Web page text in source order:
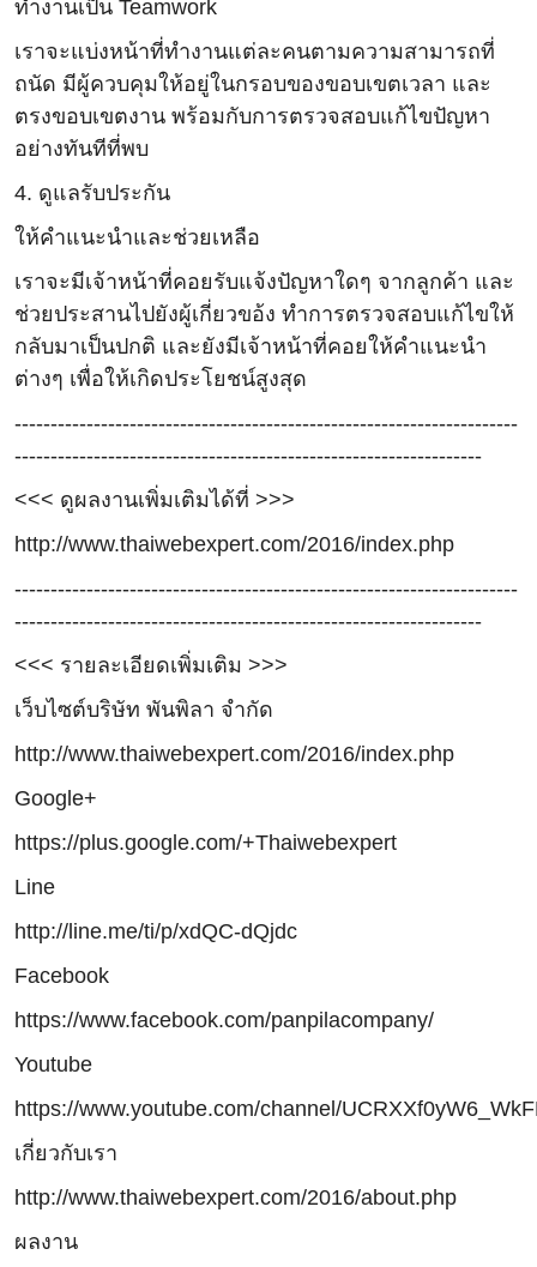
ทำงานเป็น Teamwork
เราจะแบ่งหน้าที่ทำงานแต่ละคนตามความสามารถที่
ถนัด มีผู้ควบคุมให้อยู่ในกรอบของขอบเขตเวลา และ
ตรงขอบเขตงาน พร้อมกับการตรวจสอบแก้ไขปัญหา
อย่างทันทีที่พบ
4. ดูแลรับประกัน
ให้คำแนะนำและช่วยเหลือ
เราจะมีเจ้าหน้าที่คอยรับแจ้งปัญหาใดๆ จากลูกค้า และ
ช่วยประสานไปยังผู้เกี่ยวขอ้ง ทำการตรวจสอบแก้ไขให้
กลับมาเป็นปกติ และยังมีเจ้าหน้าที่คอยให้คำแนะนำ
ต่างๆ เพื่อให้เกิดประโยชน์สูงสุด
----------------------------------------------------------------------
-----------------------------------------------------------------
<<< ดูผลงานเพิ่มเติมได้ที่ >>>
http://www.thaiwebexpert.com/2016/index.php
----------------------------------------------------------------------
-----------------------------------------------------------------
<<< รายละเอียดเพิ่มเติม >>>
เว็บไซต์บริษัท พันพิลา จำกัด
http://www.thaiwebexpert.com/2016/index.php
Google+
https://plus.google.com/+Thaiwebexpert
Line
http://line.me/ti/p/xdQC-dQjdc
Facebook
https://www.facebook.com/panpilacompany/
Youtube
https://www.youtube.com/channel/
เกี่ยวกับเรา
http://www.thaiwebexpert.com/2016/about.php
ผลงาน